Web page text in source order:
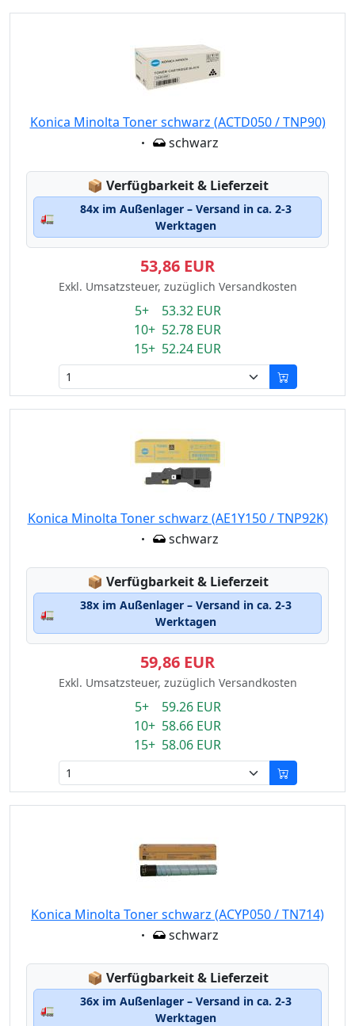
Konica Minolta Toner schwarz (ACTD050 / TNP90)
Eigenschaft:
schwarz
📦 Lagerstatus:
Verfügbarkeit & Lieferzeit
🚛
84x im Außenlager – Versand in ca. 2-3
Werktagen
53,86 EUR
Exkl. Umsatzsteuer, zuzüglich Versandkosten
5+ 53.32 EUR
10+ 52.78 EUR
15+ 52.24 EUR
Konica Minolta Toner schwarz (AE1Y150 / TNP92K)
Eigenschaft:
schwarz
📦 Lagerstatus:
Verfügbarkeit & Lieferzeit
🚛
38x im Außenlager – Versand in ca. 2-3
Werktagen
59,86 EUR
Exkl. Umsatzsteuer, zuzüglich Versandkosten
5+ 59.26 EUR
10+ 58.66 EUR
15+ 58.06 EUR
Konica Minolta Toner schwarz (ACYP050 / TN714)
Eigenschaft:
schwarz
📦 Lagerstatus:
Verfügbarkeit & Lieferzeit
🚛
36x im Außenlager – Versand in ca. 2-3
Werktagen